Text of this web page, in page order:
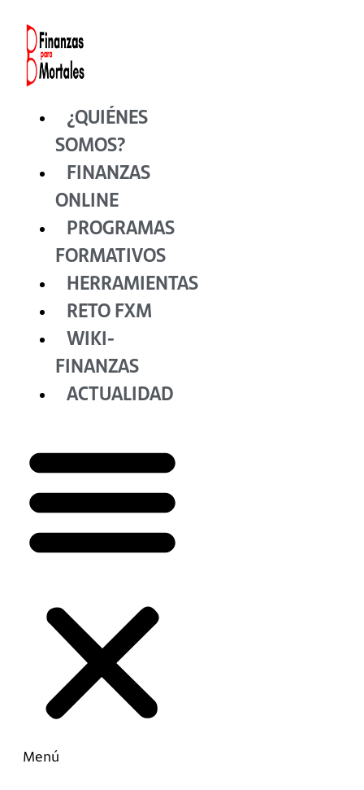
contenido
¿QUIÉNES
SOMOS?
FINANZAS
ONLINE
PROGRAMAS
FORMATIVOS
HERRAMIENTAS
RETO FXM
WIKI-
FINANZAS
ACTUALIDAD
Menú